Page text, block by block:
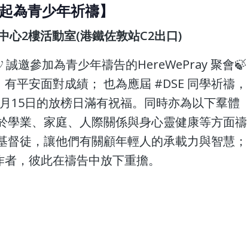
為青少年祈禱】
心2樓活動室(港鐵佐敦站C2出口)
誠邀參加為青少年禱告的HereWePray 聚會🍃
平安面對成績； 也為應屆 #DSE 同學祈禱，
15日的放榜日滿有祝福。同時亦為以下羣體
學業、家庭、人際關係與身心靈健康等方面禱
督徒，讓他們有關顧年輕人的承載力與智慧；
，彼此在禱告中放下重擔。